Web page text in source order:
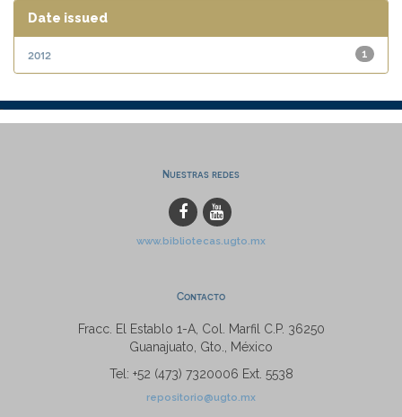
Date issued
1
2012
Nuestras redes
www.bibliotecas.ugto.mx
Contacto
Fracc. El Establo 1-A, Col. Marfil C.P. 36250
Guanajuato, Gto., México
Tel: +52 (473) 7320006 Ext. 5538
repositorio@ugto.mx